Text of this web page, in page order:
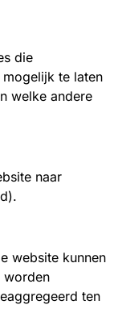
die
te laten
welke andere
naar
website kunnen
worden
ten